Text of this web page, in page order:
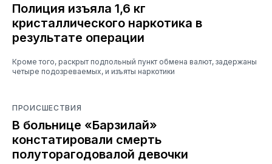
Полиция изъяла 1,6 кг
кристаллического наркотика в
результате операции
Кроме того, раскрыт подпольный пункт обмена валют, задержаны
четыре подозреваемых, и изъяты наркотики
ПРОИСШЕСТВИЯ
В больнице «Барзилай»
констатировали смерть
полуторагодовалой девочки